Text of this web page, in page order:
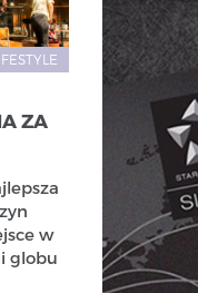
ZA
w
globu